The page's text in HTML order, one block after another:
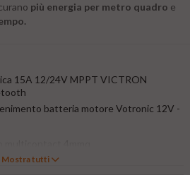
più energia per metro quadro e
15A 12/24V MPPT VICTRON
batteria motore Votronic 12V -
su camper: 4 angolari, 2 dritti, 1
Mostra tutti